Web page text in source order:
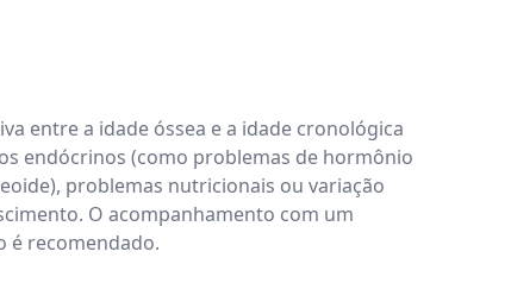
entre a idade óssea e a idade cronológica
endócrinos (como problemas de hormônio
problemas nutricionais ou variação
O acompanhamento com um
é recomendado.